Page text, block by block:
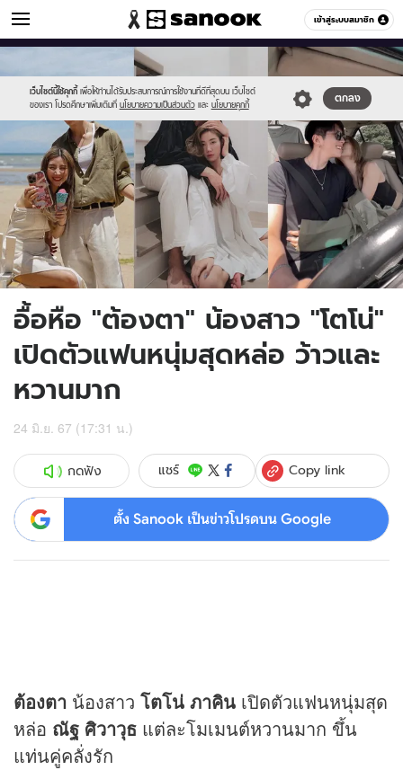
เข้าสู่ระบบสมาชิก
ข่าวบันเทิง หมวดอื่นๆ
เว็บไซต์นี้ใช้คุกกี้ เพื่อให้ท่านได้รับประสบการณ์การใช้งานที่ดีที่สุดบน เว็บไซต์
ของเรา โปรดศึกษาเพิ่มเติมที่ นโยบายความเป็นส่วนตัว และ นโยบายคุกกี้
ตกลง
//s.isanook.com/sr/0/images/logo-
new-
sanook.png
//s.isanook.com/ns/0/ud/1892/9460542/555.jpg
อื้อหือ "ต้องตา" น้องสาว "โตโน่"
เปิดตัวแฟนหนุ่มสุดหล่อ ว้าวและ
หวานมาก
24 มิ.ย. 67 (17:31 น.)
กดฟัง แชร์ Copy link
ตั้ง Sanook เป็นข่าวโปรดบน Google
ต้องตา น้องสาว โตโน่ ภาคิน เปิดตัวแฟนหนุ่มสุด
หล่อ ณัฐ ศิวาวุธ แต่ละโมเมนต์หวานมาก ขึ้น
แท่นคู่คลั่งรัก